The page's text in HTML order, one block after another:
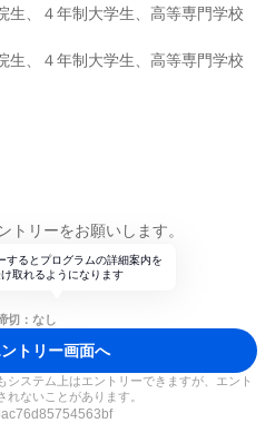
生、４年制大学生、高等専門学校
生、４年制大学生、高等専門学校
トリーをお願いします。
するとプログラムの詳細案内を
取れるようになります
切：なし
トリー画面へ
システム上はエントリーできますが、エント
れないことがあります。